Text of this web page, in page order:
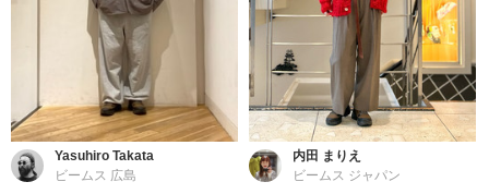
Yasuhiro Takata
ビームス 広島
内田 まりえ
ビームス ジャパン